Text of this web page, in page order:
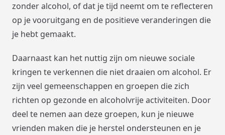
zonder alcohol, of dat je tijd neemt om te reflecteren
op je vooruitgang en de positieve veranderingen die
je hebt gemaakt.
Daarnaast kan het nuttig zijn om nieuwe sociale
kringen te verkennen die niet draaien om alcohol. Er
zijn veel gemeenschappen en groepen die zich
richten op gezonde en alcoholvrije activiteiten. Door
deel te nemen aan deze groepen, kun je nieuwe
vrienden maken die je herstel ondersteunen en je